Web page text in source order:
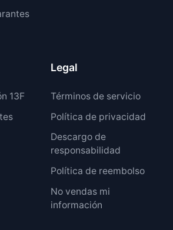
13F
Legal
Términos de servicio
Política de privacidad
Descargo de
responsabilidad
Política de reembolso
No vendas mi
información